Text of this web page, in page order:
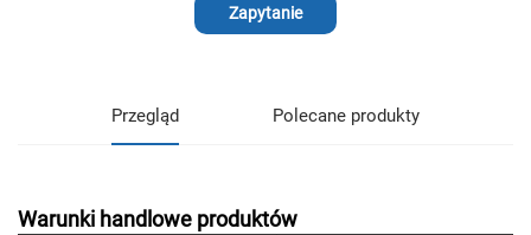
Zapytanie
Przegląd Polecane produkty
Warunki handlowe produktów